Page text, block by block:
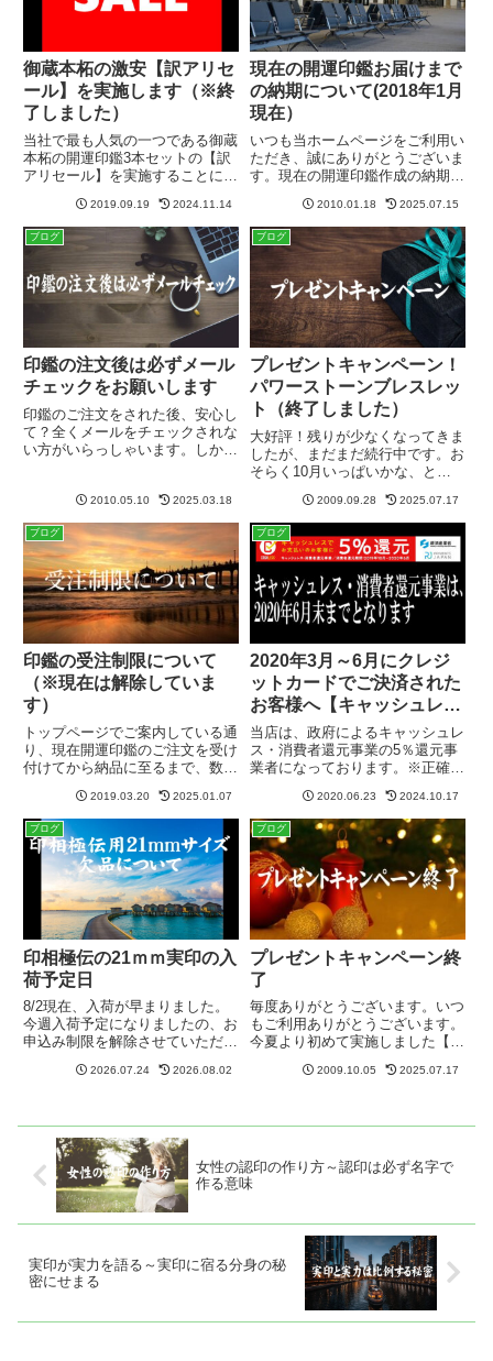
御蔵本柘の激安【訳アリセ
ール】を実施します（※終
了しました）
当社で最も人気の一つである御蔵
本柘の開運印鑑3本セットの【訳
アリセール】を実施することにな
しました。今後の予定は今のとこ
ろございません。訳アリセール品
とは御蔵本柘は天然自生の樹木で
す。いわゆる野生の木で...
2019.09.19 2024.11.14
現在の開運印鑑お届けまで
の納期について(2018年1月
現在）
いつも当ホームページをご利用い
ただき、誠にありがとうございま
す。現在の開運印鑑作成の納期に
始やその後の連休も重なり、納期
にも変動が出ております。また新
年は3～4月の新年度と同じく、
一年のうちでも最も印鑑が売れ
る...
2010.01.18 2025.07.15
ブログ
印鑑の注文後は必ずメール
チェックをお願いします
印鑑のご注文をされた後、安心し
て？全くメールをチェックされな
い方がいらっしゃいます。しかし
生年月日が書いてなかったりと、
こちらから確認のメールを出す場
合が多々あります。現在は「ふ
り...
2010.05.10 2025.03.18
ブログ
プレゼントキャンペーン！
パワーストーンブレスレッ
ト（終了しました）
大好評！残りが少なくなってきま
したが、まだまだ続行中です。お
そらく10月いっぱいかな、とい
します。個人用開運印鑑3本セッ
トを新規にお買い上げの方全員に
無料でお渡しします。（単品は対
象外となります）プレゼントの
詳...
2009.09.28 2025.07.17
ブログ
印鑑の受注制限について
（※現在は解除していま
す）
トップページでご案内している通
り、現在開運印鑑のご注文を受け
付けてから納品に至るまで、数カ
（ブログ執筆時点。最新情報はト
ップページでご確認お願い致しま
す）これは開運印鑑を作るのに3
か月とかかかるわけではなく、
2019.03.20 2025.01.07
ブログ
2020年3月～6月にクレジ
ットカードでご決済された
お客様へ【キャッシュレス
5％還元の件】
当店は、政府によるキャッシュレ
ス・消費者還元事業の5％還元事
業者になっております。※正確に
社が還元事業者になっています。
キャッシュレス・消費者還元事業
によるキャッシュバックは、
2020年6月末で終了しました。
2...
2020.06.23 2024.10.17
ブログ
印相極伝の21ｍｍ実印の入
荷予定日
8/2現在、入荷が早まりました。
今週入荷予定になりましたの、お
申込み制限を解除させていただき
ます。現在、会社印と男性用の印
となっています。ショッピング
2026.07.24 2026.08.02
ブログ
プレゼントキャンペーン終
了
毎度ありがとうございます。いつ
もご利用ありがとうございます。
今夏より初めて実施しました【パ
レゼントキャンペーン】は大好評
き、誠にありがとうございまし
2009.10.05 2025.07.17
女性の認印の作り方～認印は必ず名字で
作る意味
実印が実力を語る～実印に宿る分身の秘
密にせまる